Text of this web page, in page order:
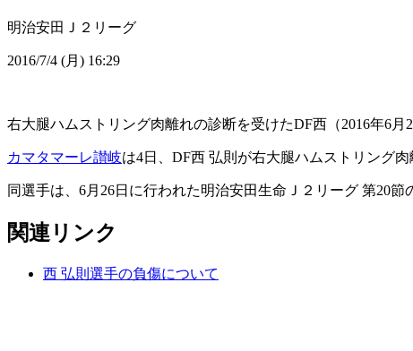
明治安田Ｊ２リーグ
2016/7/4 (月) 16:29
右大腿ハムストリング肉離れの診断を受けたDF西（2016年6月
カマタマーレ讃岐は4日、DF西 弘則が右大腿ハムストリング
同選手は、6月26日に行われた明治安田生命Ｊ２リーグ 第20節
関連リンク
西 弘則選手の負傷について